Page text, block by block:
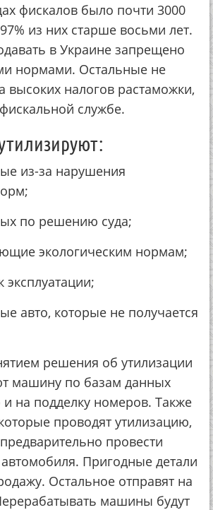
фискалов было почти 3000
из них старше восьми лет.
в Украине запрещено
нормами. Остальные не
высоких налогов растаможки,
службе.
из-за нарушения
по решению суда;
экологическим нормам;
авто, которые не получается
решения об утилизации
машину по базам данных
и на подделку номеров. Также
проводят утилизацию,
провести
автомобиля. Пригодные детали
Остальное отправят на
машины будут